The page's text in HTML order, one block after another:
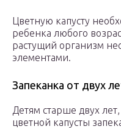
Цветную капусту
ребенка любого
растущий организм
элементами.
Запеканка от двух
Детям старше двух
цветной капусты